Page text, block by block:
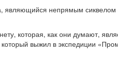
являющийся непрямым
которая, как они думают,
выжил в экспедиции